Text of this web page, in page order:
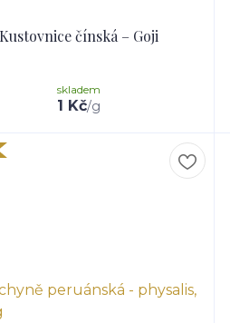
Kustovnice čínská – Goji
1 Kč/g
skladem